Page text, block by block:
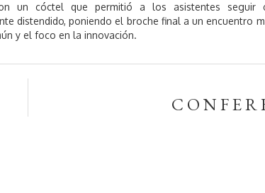
un cóctel que permitió a los asistentes seguir
distendido, poniendo el broche final a un encuentro
y el foco en la innovación.
C O N F E R